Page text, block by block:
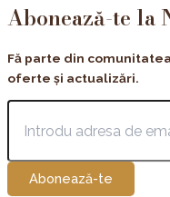
Abonează-te la
Fă parte din
oferte și actualizări.
Abonează-te